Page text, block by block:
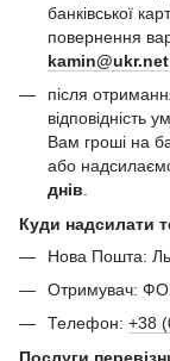
банківської
повернення
kamin@ukr.net
після
відповідність
Вам гроші на
або
днів
Куди надсилати
Нова Пошта:
Отримувач:
Телефон: +38
Послуги